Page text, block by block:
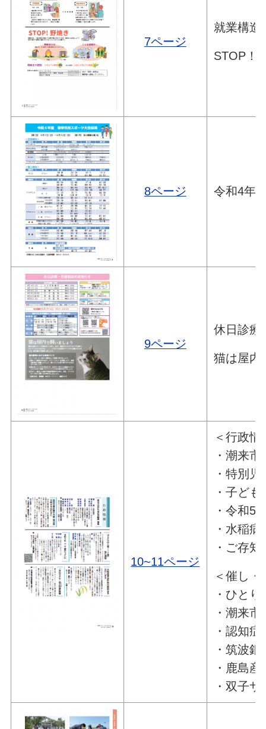
7ページ
就業構造
STOP！
8ページ 令和4年
9ページ
休日診療
猫は屋内
10~11ページ
＜行政情
・潮来
・特別
・子ど
・令和5
・水稲
・ご存
＜催し・
・ひと
・潮来
・認知
・筑波
・鹿島
・双子